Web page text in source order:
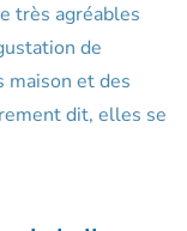
très agréables
de
maison et des
dit, elles se